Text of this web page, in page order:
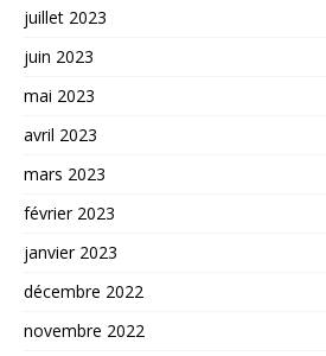
juillet 2023
juin 2023
mai 2023
avril 2023
mars 2023
février 2023
janvier 2023
décembre 2022
novembre 2022